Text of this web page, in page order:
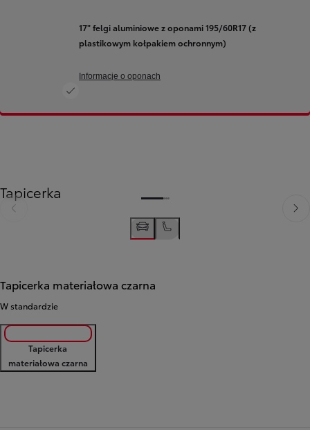
17" felgi aluminiowe z oponami 195/60R17 (z
plastikowym kołpakiem ochronnym)
Informacje o oponach
Tapicerka
Poprzedni
Tapicerka materiałowa czarna
W standardzie
Tapicerka
materiałowa czarna